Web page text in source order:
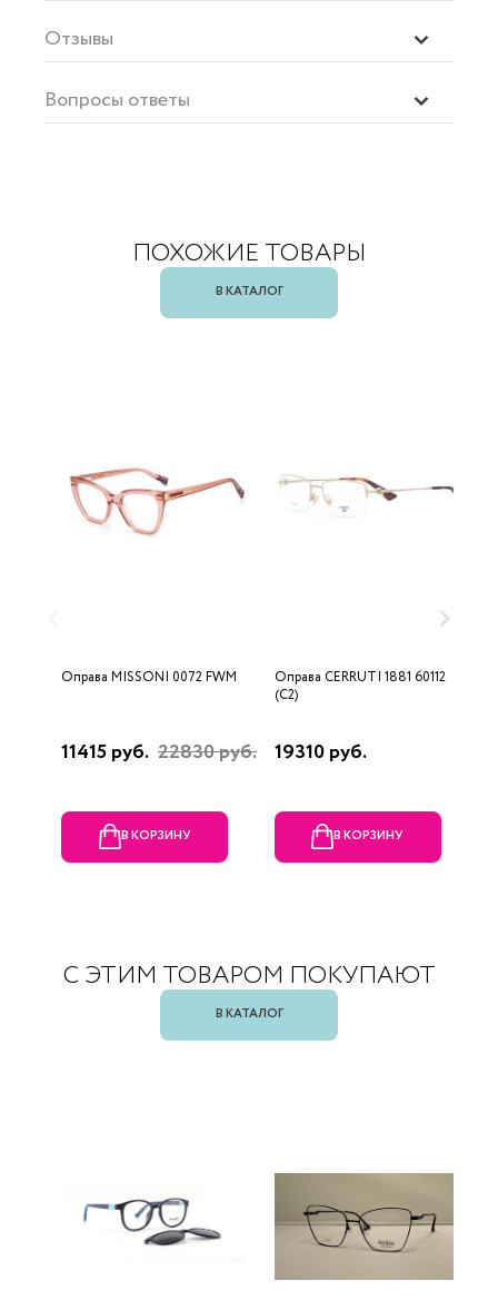
Отзывы
Вопросы ответы
ПОХОЖИЕ ТОВАРЫ
В КАТАЛОГ
Оправа MISSONI 0072 FWM
11415 руб. 22830 руб.
В КОРЗИНУ
Оправа CERRUTI 1881 60112
(C2)
19310 руб.
В КОРЗИНУ
С ЭТИМ ТОВАРОМ ПОКУПАЮТ
В КАТАЛОГ